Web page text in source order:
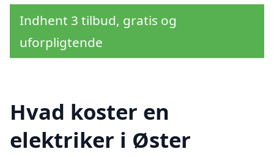
Indhent 3 tilbud, gratis og
uforpligtende
Hvad koster en
elektriker i Øster